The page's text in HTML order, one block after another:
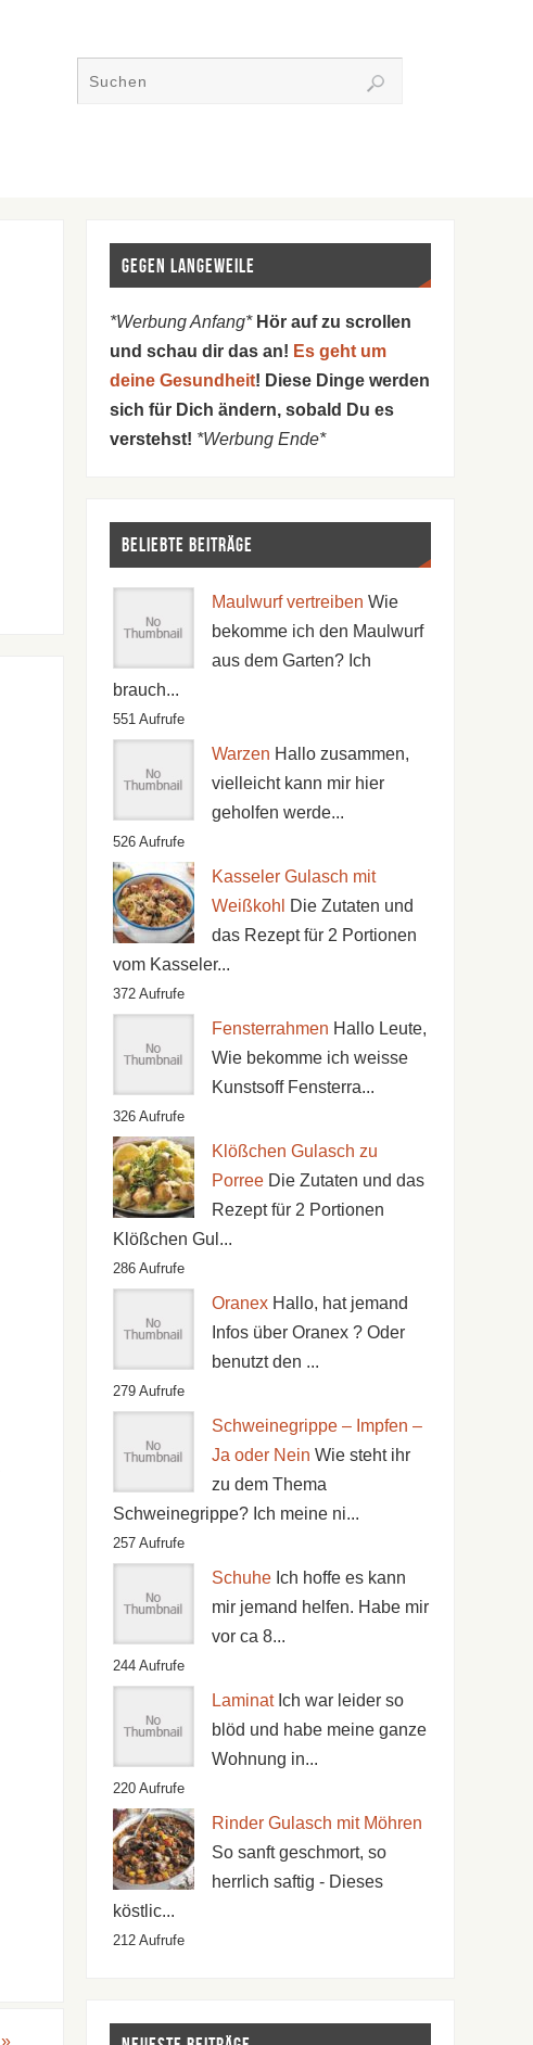
»
Gegen Langeweile
*Werbung Anfang* Hör auf zu scrollen
und schau dir das an! Es geht um
deine Gesundheit! Diese Dinge werden
sich für Dich ändern, sobald Du es
verstehst! *Werbung Ende*
Beliebte Beiträge
Maulwurf vertreiben Wie
bekomme ich den Maulwurf
aus dem Garten? Ich
brauch...
551 Aufrufe
Warzen Hallo zusammen,
vielleicht kann mir hier
geholfen werde...
526 Aufrufe
Kasseler Gulasch mit
Weißkohl
Die Zutaten und
das Rezept für 2 Portionen
vom Kasseler...
372 Aufrufe
Fensterrahmen Hallo Leute,
Wie bekomme ich weisse
Kunstsoff Fensterra...
326 Aufrufe
Klößchen Gulasch zu
Porree Die Zutaten und das
Rezept für 2 Portionen
Klößchen Gul...
286 Aufrufe
Oranex Hallo, hat jemand
Infos über Oranex ? Oder
benutzt den ...
279 Aufrufe
Schweinegrippe – Impfen –
Ja oder Nein Wie steht ihr
zu dem Thema
Schweinegrippe? Ich meine ni...
257 Aufrufe
Schuhe Ich hoffe es kann
mir jemand helfen. Habe mir
vor ca 8...
244 Aufrufe
Laminat Ich war leider so
blöd und habe meine ganze
Wohnung in...
220 Aufrufe
Rinder Gulasch mit Möhren
So sanft geschmort, so
herrlich saftig - Dieses
köstlic...
212 Aufrufe